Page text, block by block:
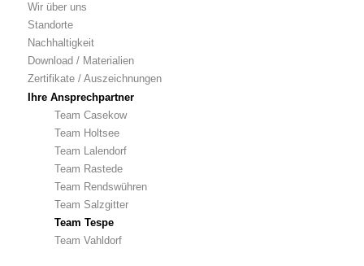
Wir über uns
Standorte
Nachhaltigkeit
Download / Materialien
Zertifikate / Auszeichnungen
Ihre Ansprechpartner
Team Casekow
Team Holtsee
Team Lalendorf
Team Rastede
Team Rendswühren
Team Salzgitter
Team Tespe
Team Vahldorf